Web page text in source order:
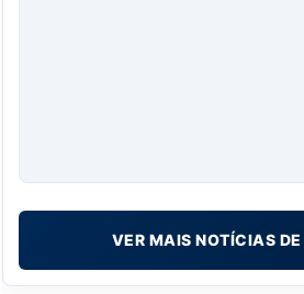
VER MAIS NOTÍCIAS DE